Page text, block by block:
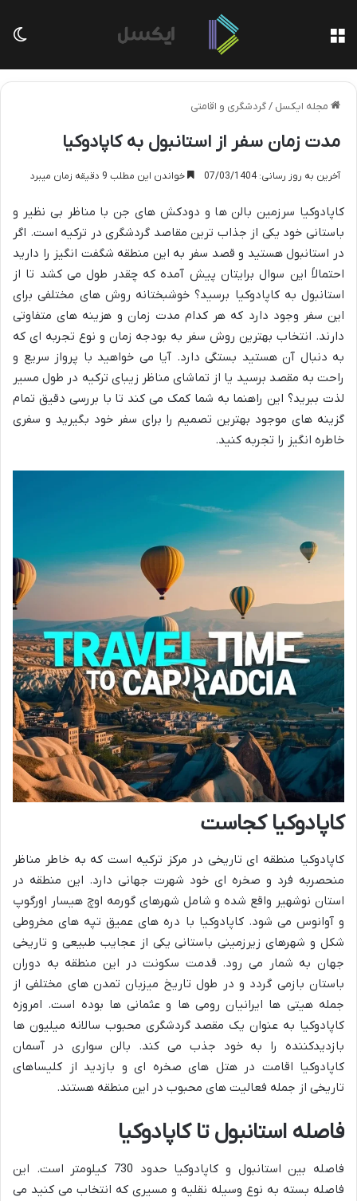
مجله ایکسل /گردشگری و اقامتی
آخرین به روز رسانی: 07/03/1404 خواندن این مطلب 9 دقیقه زمان میبرد
کاپادوکیا سرزمین بالن ها و دودکش های جن با مناظر بی نظیر و
باستانی خود یکی از جذاب ترین مقاصد گردشگری در ترکیه است. اگر
در استانبول هستید و قصد سفر به این منطقه شگفت انگیز را دارید
احتمالاً این سوال برایتان پیش آمده که چقدر طول می کشد تا از
استانبول به کاپادوکیا برسید؟ خوشبختانه روش های مختلفی برای
این سفر وجود دارد که هر کدام مدت زمان و هزینه های متفاوتی
دارند. انتخاب بهترین روش سفر به بودجه زمان و نوع تجربه ای که
به دنبال آن هستید بستگی دارد. آیا می خواهید با پرواز سریع و
راحت به مقصد برسید یا از تماشای مناظر زیبای ترکیه در طول مسیر
لذت ببرید؟ این راهنما به شما کمک می کند تا با بررسی دقیق تمام
گزینه های موجود بهترین تصمیم را برای سفر خود بگیرید و سفری
خاطره انگیز را تجربه کنید.
کاپادوکیا کجاست
کاپادوکیا منطقه ای تاریخی در مرکز ترکیه است که به خاطر مناظر
منحصربه فرد و صخره ای خود شهرت جهانی دارد. این منطقه در
استان نوشهیر واقع شده و شامل شهرهای گورمه اوچ هیسار اورگوپ
و آوانوس می شود. کاپادوکیا با دره های عمیق تپه های مخروطی
شکل و شهرهای زیرزمینی باستانی یکی از عجایب طبیعی و تاریخی
جهان به شمار می رود. قدمت سکونت در این منطقه به دوران
باستان بازمی گردد و در طول تاریخ میزبان تمدن های مختلفی از
جمله هیتی ها ایرانیان رومی ها و عثمانی ها بوده است. امروزه
کاپادوکیا به عنوان یک مقصد گردشگری محبوب سالانه میلیون ها
بازدیدکننده را به خود جذب می کند. بالن سواری در آسمان
کاپادوکیا اقامت در هتل های صخره ای و بازدید از کلیساهای
تاریخی از جمله فعالیت های محبوب در این منطقه هستند.
فاصله استانبول تا کاپادوکیا
فاصله بین استانبول و کاپادوکیا حدود 730 کیلومتر است. این
فاصله بسته به نوع وسیله نقلیه و مسیری که انتخاب می کنید می